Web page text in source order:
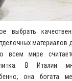
выбрать
материалов
всем мире
В Италии
она богата